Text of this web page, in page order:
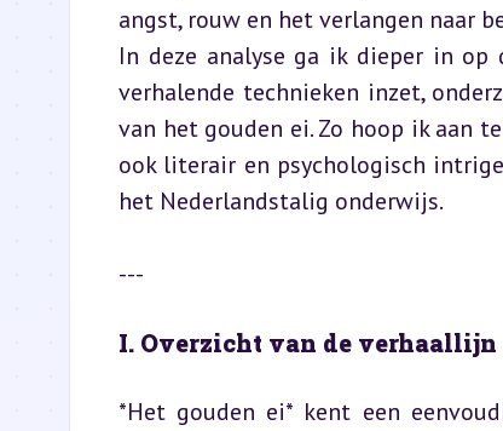
angst, rouw en het verlangen naar
In deze analyse ga ik dieper in op
verhalende technieken inzet,
van het gouden ei. Zo hoop ik aan
ook literair en psychologisch
het Nederlandstalig onderwijs.
---
I. Overzicht van de verhaallijn
*Het gouden ei* kent een